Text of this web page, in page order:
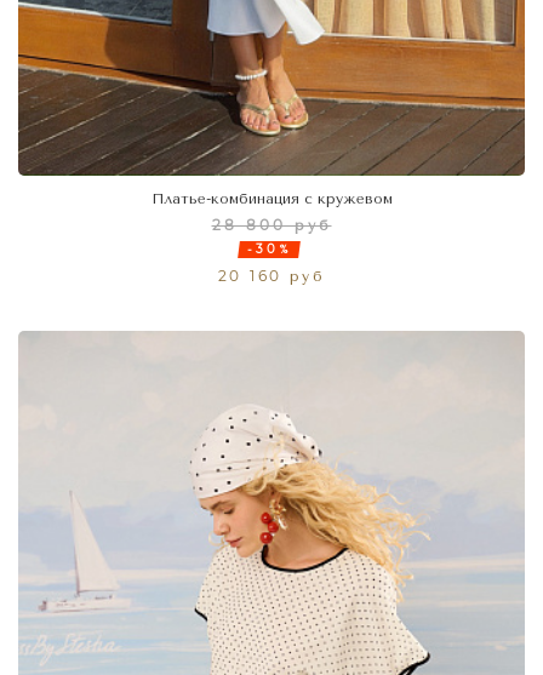
Платье-комбинация с кружевом
28 800 руб
-30%
20 160 руб